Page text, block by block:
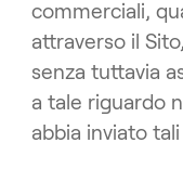
commerciali,
attraverso il
senza tuttavia
a tale riguardo
abbia inviato